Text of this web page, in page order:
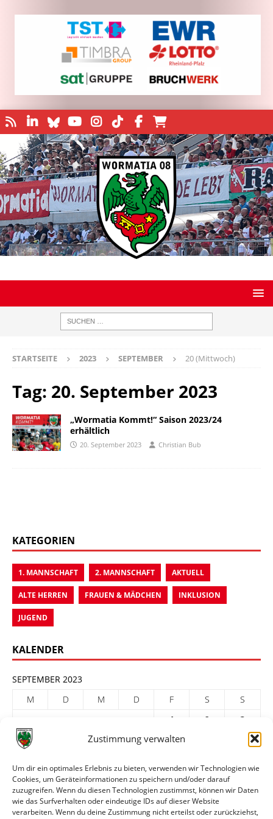
Zustimmung verwalten
Um dir ein optimales Erlebnis zu bieten, verwenden wir Technologien wie
Cookies, um Geräteinformationen zu speichern und/oder darauf
zuzugreifen. Wenn du diesen Technologien zustimmst, können wir Daten
wie das Surfverhalten oder eindeutige IDs auf dieser Website
verarbeiten. Wenn du deine Zustimmung nicht erteilst oder zurückziehst,
STARTSEITE 2023 SEPTEMBER 20 (Mittwoch)
Tag: 20. September 2023
„Wormatia Kommt!“ Saison 2023/24
erhältlich
20. September 2023 Christian Bub
KATEGORIEN
1. MANNSCHAFT 2. MANNSCHAFT AKTUELL
ALTE HERREN FRAUEN & MÄDCHEN INKLUSION
JUGEND
KALENDER
SEPTEMBER 2023
M
D M D F S
S
1
2
3
4
6 7 8
18
19 20 21 22 23
25
26 27 28 29
30